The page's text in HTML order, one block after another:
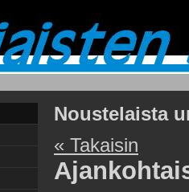
Noustelaista
« Takaisin